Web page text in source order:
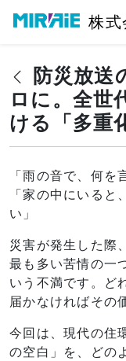
株式
防災放送
ロに。全世
ける「多重
「雨の音で、何を
「家の中にいる
い」
災害が発生した際
最も多い苦情の一
いう不満です。ど
届かなければその
今回は、現代の住
の空白」を、どの